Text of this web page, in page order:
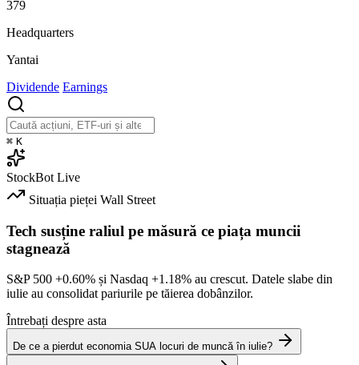
379
Headquarters
Yantai
Dividende Earnings
⌘ K
StockBot Live
Situația pieței Wall Street
Tech susține raliul pe măsură ce piața muncii
stagnează
S&P 500 +0.60% și Nasdaq +1.18% au crescut. Datele slabe din
iulie au consolidat pariurile pe tăierea dobânzilor.
Întrebați despre asta
De ce a pierdut economia SUA locuri de muncă în iulie?